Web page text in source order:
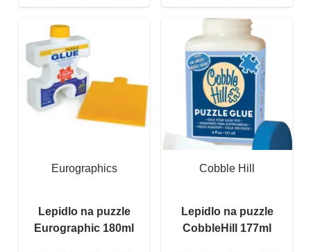
Eurographics
Lepidlo na puzzle
Eurographic 180ml
Cobble Hill
Lepidlo na puzzle
CobbleHill 177ml